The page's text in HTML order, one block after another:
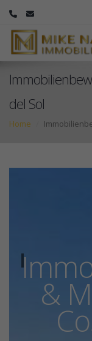
del Sol
Home
&